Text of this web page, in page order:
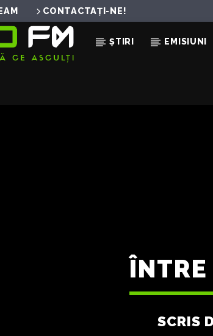
CONTACTAȚI-NE!
ȘTIRI EMISIUNI
SCRIS